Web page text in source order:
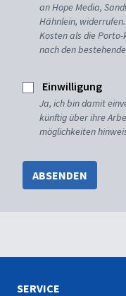
an Hope Media,
Hähnlein,
Kosten als die
nach den
Einwilligung
Ja, ich bin damit
künftig über ihre
möglichkeiten
ABSENDEN
SERVICE